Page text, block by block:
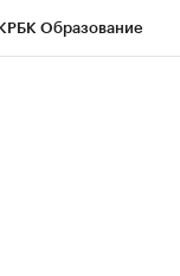
РБК Образование